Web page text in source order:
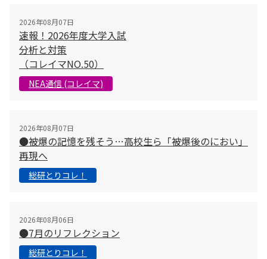
2026年08月07日
速報！2026年度大学入試
分析と対策
（コレイマNO.50）
NEA通信 (コレイマ)
2026年08月07日
●被爆の記憶を残そう…高校生ら「被爆後のにおい」
再現へ
総研とりコレ！
2026年08月06日
●7月のリフレクション
総研とりコレ！